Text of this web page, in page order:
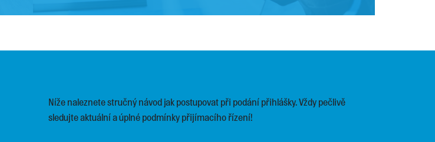
Níže naleznete stručný návod jak postupovat při podání přihlášky. Vždy pečlivě
sledujte aktuální a úplné podmínky přijímacího řízení!